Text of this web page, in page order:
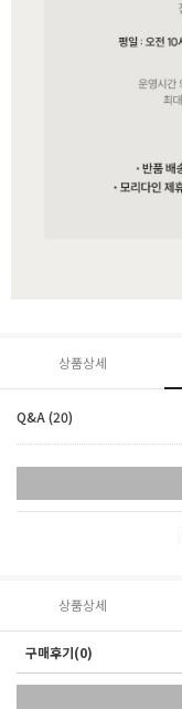
상품상세
Q&A (20)
상품상세
구매후기(0)